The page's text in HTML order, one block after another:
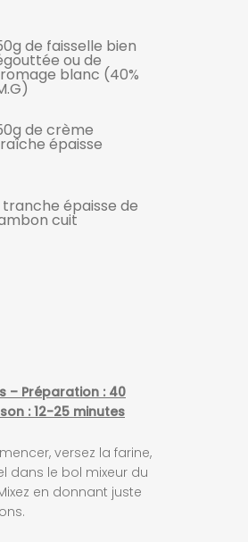
de faisselle bien
ou de
blanc (40%
de crème
épaisse
tranche épaisse de
cuit
– Préparation : 40
: 12-25 minutes
versez la farine,
dans le bol mixeur du
en donnant juste